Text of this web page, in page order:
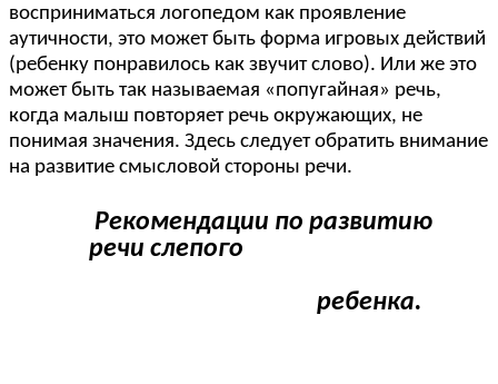
восприниматься логопедом как проявление
аутичности, это может быть форма игровых действий
(ребенку понравилось как звучит слово). Или же это
может быть так называемая «попугайная» речь,
когда малыш повторяет речь окружающих, не
понимая значения. Здесь следует обратить внимание
на развитие смысловой стороны речи.
Рекомендации по развитию
речи слепого
ребенка.